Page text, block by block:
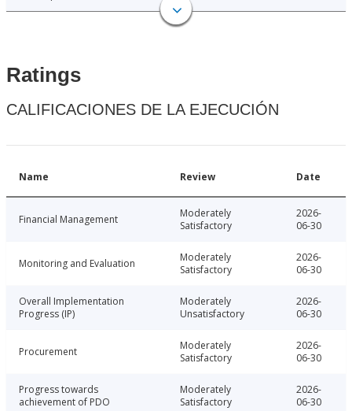
Ratings
CALIFICACIONES DE LA EJECUCIÓN
Name Review Date
Financial Management
Moderately
Satisfactory
2026-
06-30
Monitoring and Evaluation
Moderately
Satisfactory
2026-
06-30
Overall Implementation
Progress (IP)
Moderately
Unsatisfactory
2026-
06-30
Procurement
Moderately
Satisfactory
2026-
06-30
Progress towards
achievement of PDO
Moderately
Satisfactory
2026-
06-30